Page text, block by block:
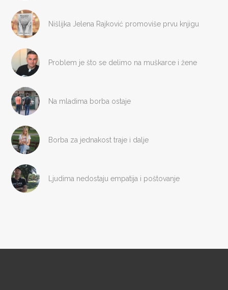
Nišlijka Jelena Rajković promoviše prvu knjigu
Problem je što se delimo na muškarce i žene
Na mladima borba ostaje
Borba za jednakost traje i dalje
Ljudima nedostaju empatija i poštovanje